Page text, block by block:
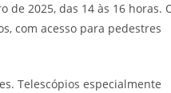
de 2025, das 14 às 16 horas.
com acesso para pedestres
Telescópios especialmente